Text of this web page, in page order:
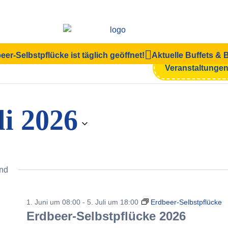
Selbstpflücke ist täglich geöffnet! Aktuelle Buffets &
2026
Erdbeer-Selbstpflücke 2026
1. Juni um 08:00- 5. Juli um 18:00 Erdbeer-Selbstpflücke